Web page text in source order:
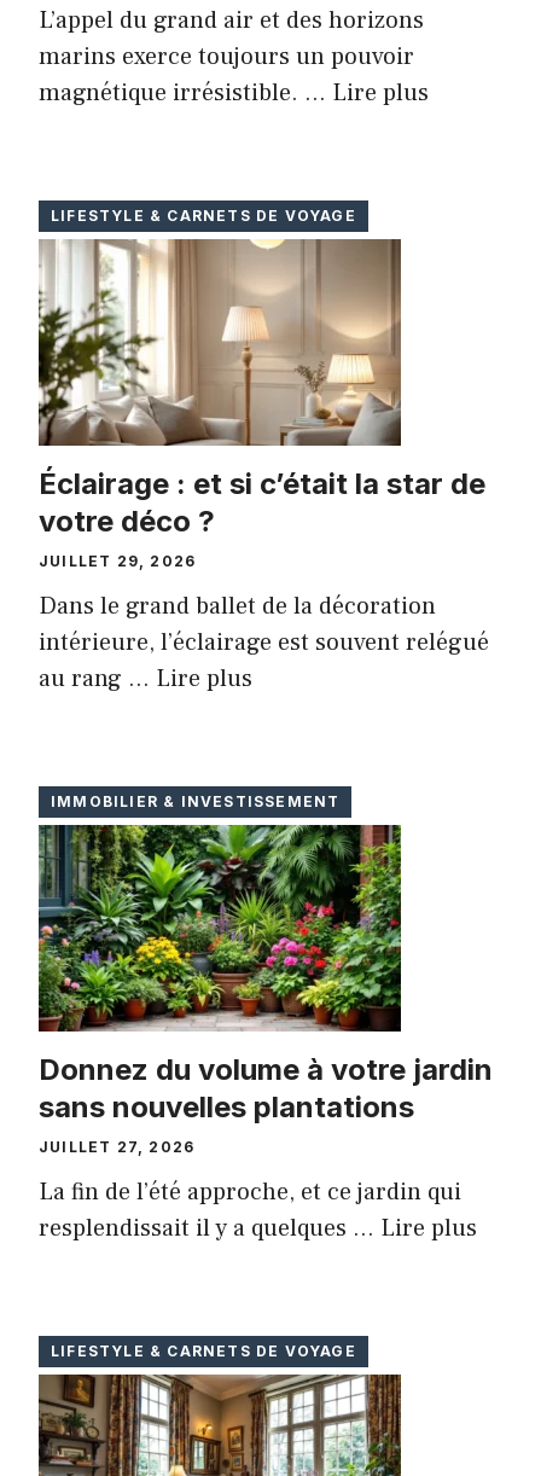
L’appel du grand air et des horizons
marins exerce toujours un pouvoir
magnétique irrésistible. ... Lire plus
LIFESTYLE & CARNETS DE VOYAGE
Éclairage : et si c’était la star de
votre déco ?
JUILLET 29, 2026
Dans le grand ballet de la décoration
intérieure, l’éclairage est souvent relégué
au rang ... Lire plus
IMMOBILIER & INVESTISSEMENT
Donnez du volume à votre jardin
sans nouvelles plantations
JUILLET 27, 2026
La fin de l’été approche, et ce jardin qui
resplendissait il y a quelques ... Lire plus
LIFESTYLE & CARNETS DE VOYAGE